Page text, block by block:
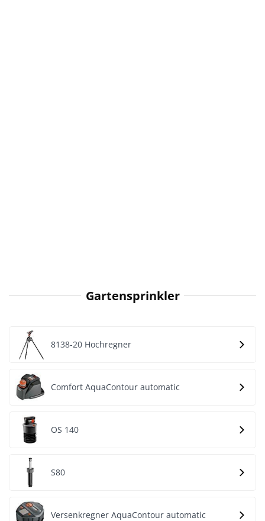
Gartensprinkler
8138-20 Hochregner
Comfort AquaContour automatic
OS 140
S80
Versenkregner AquaContour automatic